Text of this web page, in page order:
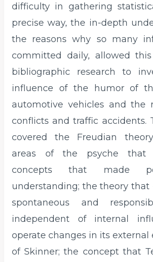
difficulty in gathering
precise way, the in-depth
the reasons why so many
committed daily, allowed
bibliographic research to
influence of the humor of
automotive vehicles and the
conflicts and traffic accidents.
covered the Freudian
areas of the psyche that
concepts that made
understanding; the theory that
spontaneous and
independent of internal
operate changes in its
of Skinner; the concept that